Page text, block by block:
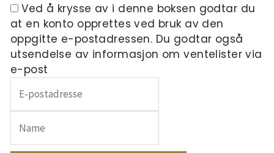
Ved å krysse av i denne boksen godtar du
at en konto opprettes ved bruk av den
oppgitte e-postadressen. Du godtar også
utsendelse av informasjon om ventelister via
e-post
inn
e-
postadressen
din